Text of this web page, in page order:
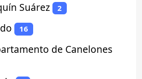
Suárez 2
16
de Canelones